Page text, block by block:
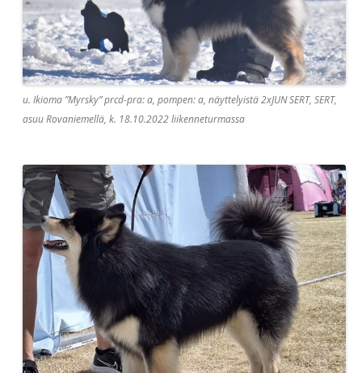
u. Ikioma ”Myrsky” prcd-pra: a, pompen: a, näyttelyistä 2xJUN SERT, SERT,
asuu Rovaniemellä, k. 18.10.2022 liikenneturmassa